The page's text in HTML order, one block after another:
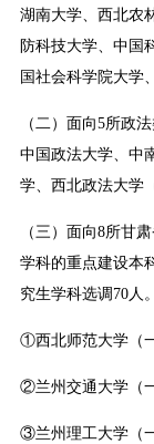
湖南大学、西北农
防科技大学、中国
国社会科学院大学
（二）面向5所政
中国政法大学、中
学、西北政法大学
（三）面向8所甘
学科的重点建设本
究生学科选调70人
①西北师范大学（
②兰州交通大学（
③兰州理工大学（